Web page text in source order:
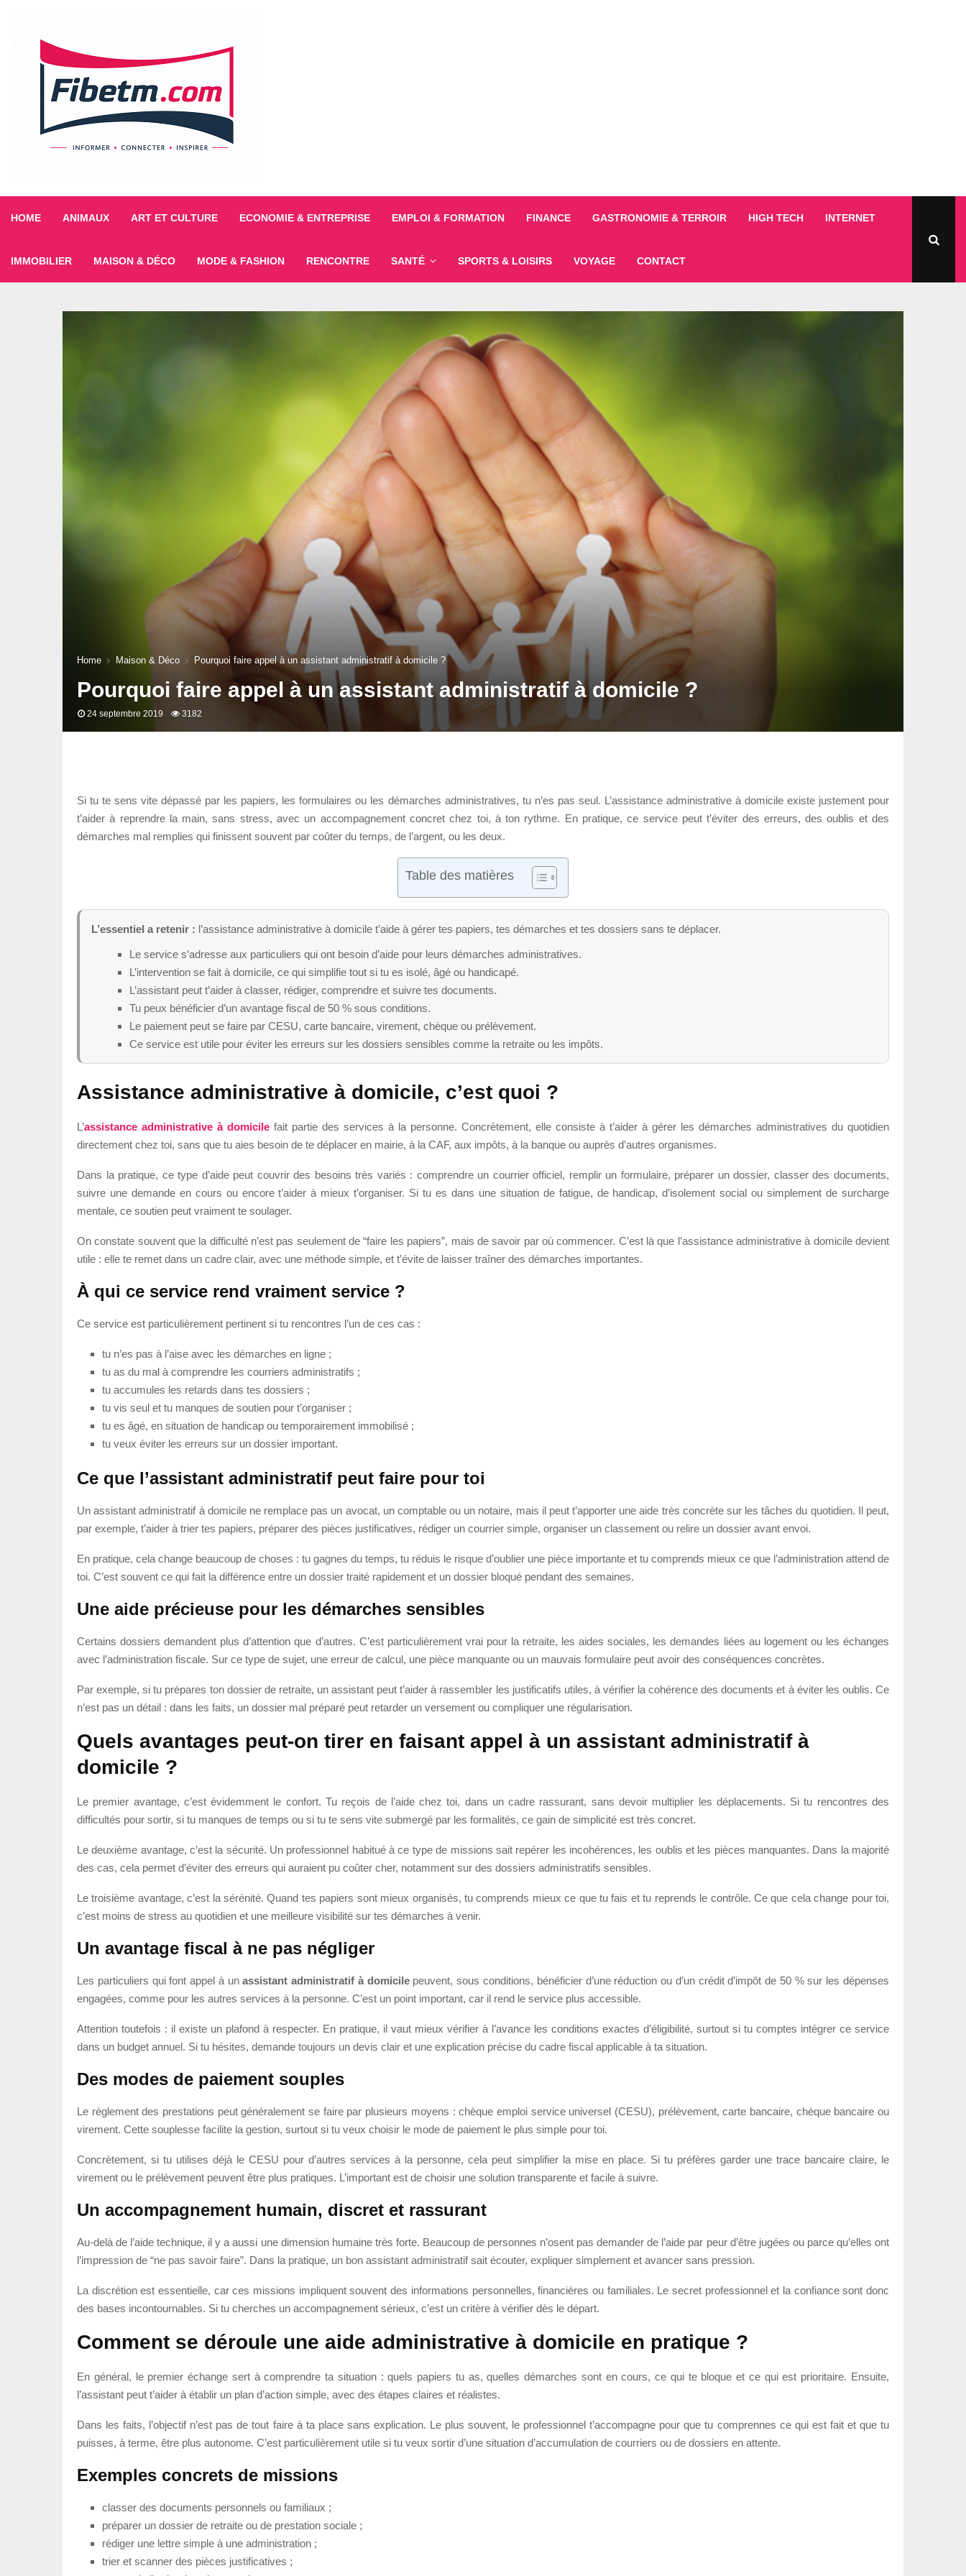
HOME ANIMAUX ART ET CULTURE ECONOMIE & ENTREPRISE EMPLOI & FORMATION FINANCE GASTRONOMIE & TERROIR HIGH TECH INTERNET
IMMOBILIER MAISON & DÉCO MODE & FASHION RENCONTRE SANTÉ SPORTS & LOISIRS VOYAGE CONTACT
Home Maison & Déco Pourquoi faire appel à un assistant administratif à domicile ?
Pourquoi faire appel à un assistant administratif à domicile ?
24 septembre 2019 3182
Si tu te sens vite dépassé par les papiers, les formulaires ou les démarches administratives, tu n’es pas seul. L’assistance administrative à domicile existe justement pour
t’aider à reprendre la main, sans stress, avec un accompagnement concret chez toi, à ton rythme. En pratique, ce service peut t’éviter des erreurs, des oublis et des
démarches mal remplies qui finissent souvent par coûter du temps, de l’argent, ou les deux.
Table des matières
L’essentiel a retenir : l’assistance administrative à domicile t’aide à gérer tes papiers, tes démarches et tes dossiers sans te déplacer.
Le service s’adresse aux particuliers qui ont besoin d’aide pour leurs démarches administratives.
L’intervention se fait à domicile, ce qui simplifie tout si tu es isolé, âgé ou handicapé.
L’assistant peut t’aider à classer, rédiger, comprendre et suivre tes documents.
Tu peux bénéficier d’un avantage fiscal de 50 % sous conditions.
Le paiement peut se faire par CESU, carte bancaire, virement, chèque ou prélèvement.
Ce service est utile pour éviter les erreurs sur les dossiers sensibles comme la retraite ou les impôts.
Assistance administrative à domicile, c’est quoi ?
L’assistance administrative à domicile fait partie des services à la personne. Concrètement, elle consiste à t’aider à gérer les démarches administratives du quotidien
directement chez toi, sans que tu aies besoin de te déplacer en mairie, à la CAF, aux impôts, à la banque ou auprès d’autres organismes.
Dans la pratique, ce type d’aide peut couvrir des besoins très variés : comprendre un courrier officiel, remplir un formulaire, préparer un dossier, classer des documents,
suivre une demande en cours ou encore t’aider à mieux t’organiser. Si tu es dans une situation de fatigue, de handicap, d’isolement social ou simplement de surcharge
mentale, ce soutien peut vraiment te soulager.
On constate souvent que la difficulté n’est pas seulement de “faire les papiers”, mais de savoir par où commencer. C’est là que l’assistance administrative à domicile devient
utile : elle te remet dans un cadre clair, avec une méthode simple, et t’évite de laisser traîner des démarches importantes.
À qui ce service rend vraiment service ?
Ce service est particulièrement pertinent si tu rencontres l’un de ces cas :
tu n’es pas à l’aise avec les démarches en ligne ;
tu as du mal à comprendre les courriers administratifs ;
tu accumules les retards dans tes dossiers ;
tu vis seul et tu manques de soutien pour t’organiser ;
tu es âgé, en situation de handicap ou temporairement immobilisé ;
tu veux éviter les erreurs sur un dossier important.
Ce que l’assistant administratif peut faire pour toi
Un assistant administratif à domicile ne remplace pas un avocat, un comptable ou un notaire, mais il peut t’apporter une aide très concrète sur les tâches du quotidien. Il peut,
par exemple, t’aider à trier tes papiers, préparer des pièces justificatives, rédiger un courrier simple, organiser un classement ou relire un dossier avant envoi.
En pratique, cela change beaucoup de choses : tu gagnes du temps, tu réduis le risque d’oublier une pièce importante et tu comprends mieux ce que l’administration attend de
toi. C’est souvent ce qui fait la différence entre un dossier traité rapidement et un dossier bloqué pendant des semaines.
Une aide précieuse pour les démarches sensibles
Certains dossiers demandent plus d’attention que d’autres. C’est particulièrement vrai pour la retraite, les aides sociales, les demandes liées au logement ou les échanges
avec l’administration fiscale. Sur ce type de sujet, une erreur de calcul, une pièce manquante ou un mauvais formulaire peut avoir des conséquences concrètes.
Par exemple, si tu prépares ton dossier de retraite, un assistant peut t’aider à rassembler les justificatifs utiles, à vérifier la cohérence des documents et à éviter les oublis. Ce
n’est pas un détail : dans les faits, un dossier mal préparé peut retarder un versement ou compliquer une régularisation.
Quels avantages peut-on tirer en faisant appel à un assistant administratif à
domicile ?
Le premier avantage, c’est évidemment le confort. Tu reçois de l’aide chez toi, dans un cadre rassurant, sans devoir multiplier les déplacements. Si tu rencontres des
difficultés pour sortir, si tu manques de temps ou si tu te sens vite submergé par les formalités, ce gain de simplicité est très concret.
Le deuxième avantage, c’est la sécurité. Un professionnel habitué à ce type de missions sait repérer les incohérences, les oublis et les pièces manquantes. Dans la majorité
des cas, cela permet d’éviter des erreurs qui auraient pu coûter cher, notamment sur des dossiers administratifs sensibles.
Le troisième avantage, c’est la sérénité. Quand tes papiers sont mieux organisés, tu comprends mieux ce que tu fais et tu reprends le contrôle. Ce que cela change pour toi,
c’est moins de stress au quotidien et une meilleure visibilité sur tes démarches à venir.
Un avantage fiscal à ne pas négliger
Les particuliers qui font appel à unassistant administratif à domicilepeuvent, sous conditions, bénéficier d’une réduction ou d’un crédit d’impôt de 50 % sur les dépenses
engagées, comme pour les autres services à la personne. C’est un point important, car il rend le service plus accessible.
Attention toutefois : il existe un plafond à respecter. En pratique, il vaut mieux vérifier à l’avance les conditions exactes d’éligibilité, surtout si tu comptes intégrer ce service
dans un budget annuel. Si tu hésites, demande toujours un devis clair et une explication précise du cadre fiscal applicable à ta situation.
Des modes de paiement souples
Le règlement des prestations peut généralement se faire par plusieurs moyens : chèque emploi service universel (CESU), prélèvement, carte bancaire, chèque bancaire ou
virement. Cette souplesse facilite la gestion, surtout si tu veux choisir le mode de paiement le plus simple pour toi.
Concrètement, si tu utilises déjà le CESU pour d’autres services à la personne, cela peut simplifier la mise en place. Si tu préfères garder une trace bancaire claire, le
virement ou le prélèvement peuvent être plus pratiques. L’important est de choisir une solution transparente et facile à suivre.
Un accompagnement humain, discret et rassurant
Au-delà de l’aide technique, il y a aussi une dimension humaine très forte. Beaucoup de personnes n’osent pas demander de l’aide par peur d’être jugées ou parce qu’elles ont
l’impression de “ne pas savoir faire”. Dans la pratique, un bon assistant administratif sait écouter, expliquer simplement et avancer sans pression.
La discrétion est essentielle, car ces missions impliquent souvent des informations personnelles, financières ou familiales. Le secret professionnel et la confiance sont donc
des bases incontournables. Si tu cherches un accompagnement sérieux, c’est un critère à vérifier dès le départ.
Comment se déroule une aide administrative à domicile en pratique ?
En général, le premier échange sert à comprendre ta situation : quels papiers tu as, quelles démarches sont en cours, ce qui te bloque et ce qui est prioritaire. Ensuite,
l’assistant peut t’aider à établir un plan d’action simple, avec des étapes claires et réalistes.
Dans les faits, l’objectif n’est pas de tout faire à ta place sans explication. Le plus souvent, le professionnel t’accompagne pour que tu comprennes ce qui est fait et que tu
puisses, à terme, être plus autonome. C’est particulièrement utile si tu veux sortir d’une situation d’accumulation de courriers ou de dossiers en attente.
Exemples concrets de missions
classer des documents personnels ou familiaux ;
préparer un dossier de retraite ou de prestation sociale ;
rédiger une lettre simple à une administration ;
trier et scanner des pièces justificatives ;